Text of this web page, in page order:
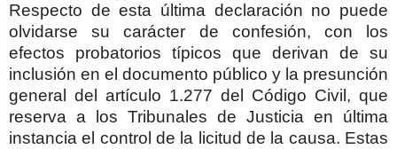
Respecto de esta última declaración no puede
olvidarse su carácter de confesión, con los
efectos probatorios típicos que derivan de su
inclusión en el documento público y la presunción
general del artículo 1.277 del Código Civil, que
reserva a los Tribunales de Justicia en última
instancia el control de la licitud de la causa. Estas